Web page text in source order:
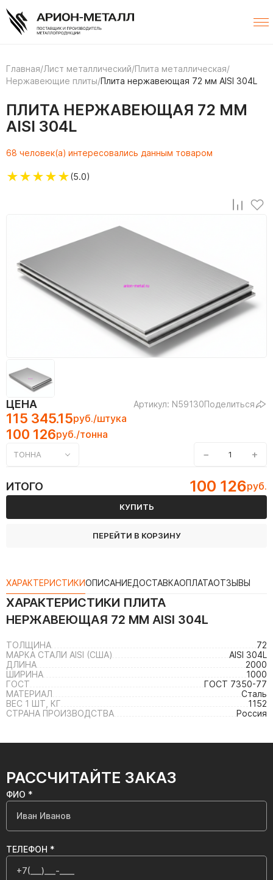
Главная/Лист металлический/Плита металлическая/
Нержавеющие плиты/Плита нержавеющая 72 мм AISI 304L
ПЛИТА НЕРЖАВЕЮЩАЯ 72 ММ
AISI 304L
68 человек(а) интересовались данным товаром
★★★★★(5.0)
ЦЕНА Артикул: N59130Поделиться
115 345.15руб./штука
100 126руб./тонна
ТОННА − +
ИТОГО 100 126руб.
КУПИТЬ
ПЕРЕЙТИ В КОРЗИНУ
ХАРАКТЕРИСТИКИОПИСАНИЕДОСТАВКАОПЛАТАОТЗЫВЫ
ХАРАКТЕРИСТИКИ ПЛИТА
НЕРЖАВЕЮЩАЯ 72 ММ AISI 304L
ТОЛЩИНА
72
МАРКА СТАЛИ AISI (США)
AISI 304L
ДЛИНА
2000
ШИРИНА
1000
ГОСТ
ГОСТ 7350-77
МАТЕРИАЛ
Сталь
ВЕС 1 ШТ, КГ
1152
СТРАНА ПРОИЗВОДСТВА
Россия
РАССЧИТАЙТЕ ЗАКАЗ
ФИО *
ТЕЛЕФОН *